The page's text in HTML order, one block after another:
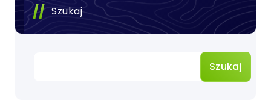
Szukaj
Szukaj